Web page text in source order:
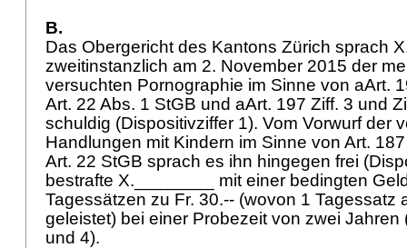
B.
Das Obergericht des Kantons Zürich sprach
zweitinstanzlich am 2. November 2015 der
versuchten Pornographie im Sinne von aArt.
Art. 22 Abs. 1 StGB und aArt. 197 Ziff. 3 und
schuldig (Dispositivziffer 1). Vom Vorwurf der
Handlungen mit Kindern im Sinne von Art.
Art. 22 StGB sprach es ihn hingegen frei
bestrafte X.________ mit einer bedingten
Tagessätzen zu Fr. 30.-- (wovon 1 Tagessatz
geleistet) bei einer Probezeit von zwei Jahren
und 4).